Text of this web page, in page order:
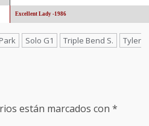
Excellent Lady -1986
Solo G1 Triple Bend S.
Tyler
están marcados con *